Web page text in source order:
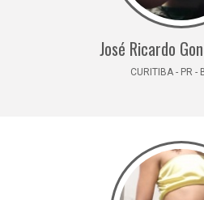
José Ricardo
CURITIBA - PR -